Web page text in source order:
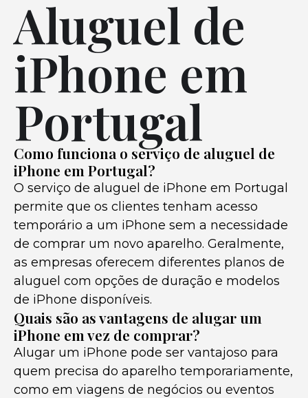
Aluguel de
iPhone em
Portugal
Como funciona o serviço de aluguel de
iPhone em Portugal?
O serviço de aluguel de iPhone em Portugal
permite que os clientes tenham acesso
temporário a um iPhone sem a necessidade
de comprar um novo aparelho. Geralmente,
as empresas oferecem diferentes planos de
aluguel com opções de duração e modelos
de iPhone disponíveis.
Quais são as vantagens de alugar um
iPhone em vez de comprar?
Alugar um iPhone pode ser vantajoso para
quem precisa do aparelho temporariamente,
como em viagens de negócios ou eventos